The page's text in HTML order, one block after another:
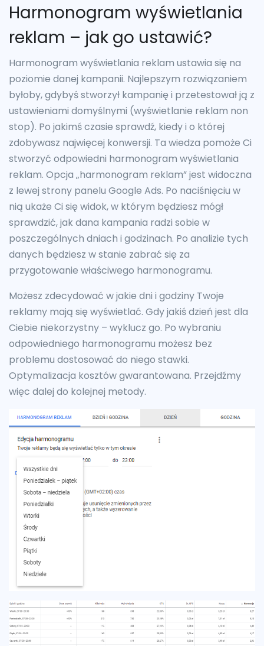
Harmonogram wyświetlania
reklam – jak go ustawić?
Harmonogram wyświetlania reklam ustawia się na
poziomie danej kampanii. Najlepszym rozwiązaniem
byłoby, gdybyś stworzył kampanię i przetestował ją z
ustawieniami domyślnymi (wyświetlanie reklam non
stop). Po jakimś czasie sprawdź, kiedy i o której
zdobywasz najwięcej konwersji. Ta wiedza pomoże Ci
stworzyć odpowiedni harmonogram wyświetlania
reklam. Opcja „harmonogram reklam” jest widoczna
z lewej strony panelu Google Ads. Po naciśnięciu w
nią ukaże Ci się widok, w którym będziesz mógł
sprawdzić, jak dana kampania radzi sobie w
poszczególnych dniach i godzinach. Po analizie tych
danych będziesz w stanie zabrać się za
przygotowanie właściwego harmonogramu.
Możesz zdecydować w jakie dni i godziny Twoje
reklamy mają się wyświetlać. Gdy jakiś dzień jest dla
Ciebie niekorzystny – wyklucz go. Po wybraniu
odpowiedniego harmonogramu możesz bez
problemu dostosować do niego stawki.
Optymalizacja kosztów gwarantowana. Przejdźmy
więc dalej do kolejnej metody.